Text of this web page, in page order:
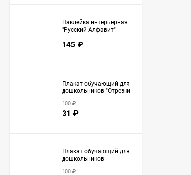
Наклейка интерьерная
"Русский Алфавит"
145 ₽
Плакат обучающий для
дошкольников "Отрезки
100₽
31 ₽
Плакат обучающий для
дошкольников
(2709)
100₽